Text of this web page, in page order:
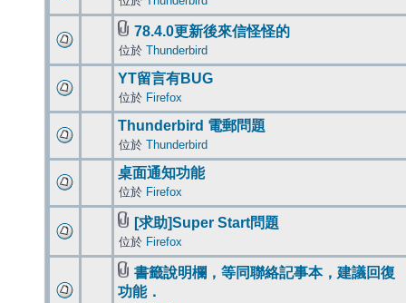
78.4.0更新後來信怪怪的
位於 Thunderbird
YT留言有BUG
位於 Firefox
Thunderbird 電郵問題
位於 Thunderbird
桌面通知功能
位於 Firefox
[求助]Super Start問題
位於 Firefox
書籤說明欄，等同聯絡記事本，建議回復
功能．